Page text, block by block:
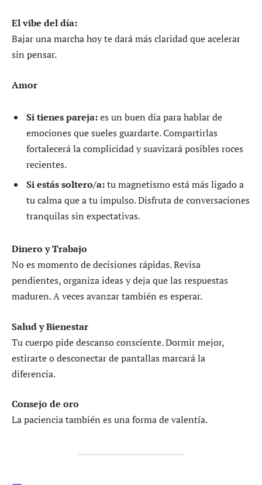
El vibe del día:
Bajar una marcha hoy te dará más claridad que acelerar
sin pensar.
Amor
Si tienes pareja:es un buen día para hablar de
emociones que sueles guardarte. Compartirlas
fortalecerá la complicidad y suavizará posibles roces
recientes.
Si estás soltero/a:tu magnetismo está más ligado a
tu calma que a tu impulso. Disfruta de conversaciones
tranquilas sin expectativas.
Dinero y Trabajo
No es momento de decisiones rápidas. Revisa
pendientes, organiza ideas y deja que las respuestas
maduren. A veces avanzar también es esperar.
Salud y Bienestar
Tu cuerpo pide descanso consciente. Dormir mejor,
estirarte o desconectar de pantallas marcará la
diferencia.
Consejo de oro
La paciencia también es una forma de valentía.